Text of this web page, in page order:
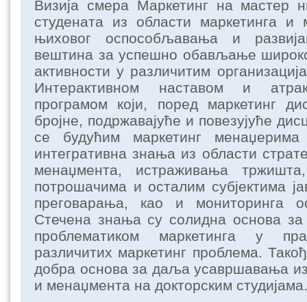
Визија смера Маркетинг на мастер
студената из области маркетинга
њиховог оспособљавања и
вештина за успешно обављање
активности у различитим
Интерактивном наставом и
програмом који, поред маркетинг
бројне, подржавајуће и повезујуће
се будућим маркетинг
интегративна знања из области
менаџмента, истраживања
потрошачима и осталим субјектима
преговарања, као и мониторинга
Стечена знања су солидна основа
проблематиком маркетинга у
различитих маркетинг проблема.
добра основа за даља усавршавања
и менаџмента на докторским студијама.